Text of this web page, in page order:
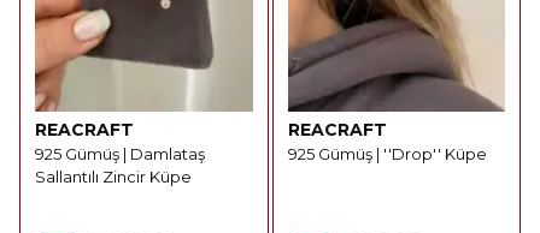
REACRAFT
925 Gümüş | Damlataş
Sallantılı Zincir Küpe
REACRAFT
925 Gümüş | ''Drop'' Küpe